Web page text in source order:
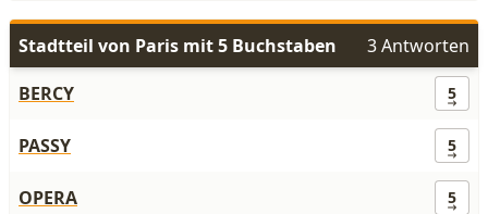
Stadtteil von Paris mit 5 Buchstaben
3 Antworten
BERCY
5
PASSY 5
OPERA 5